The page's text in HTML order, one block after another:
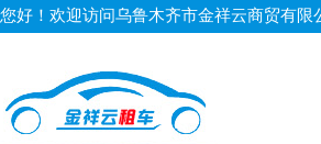
您好！欢迎访问乌鲁木齐市金祥云商贸有